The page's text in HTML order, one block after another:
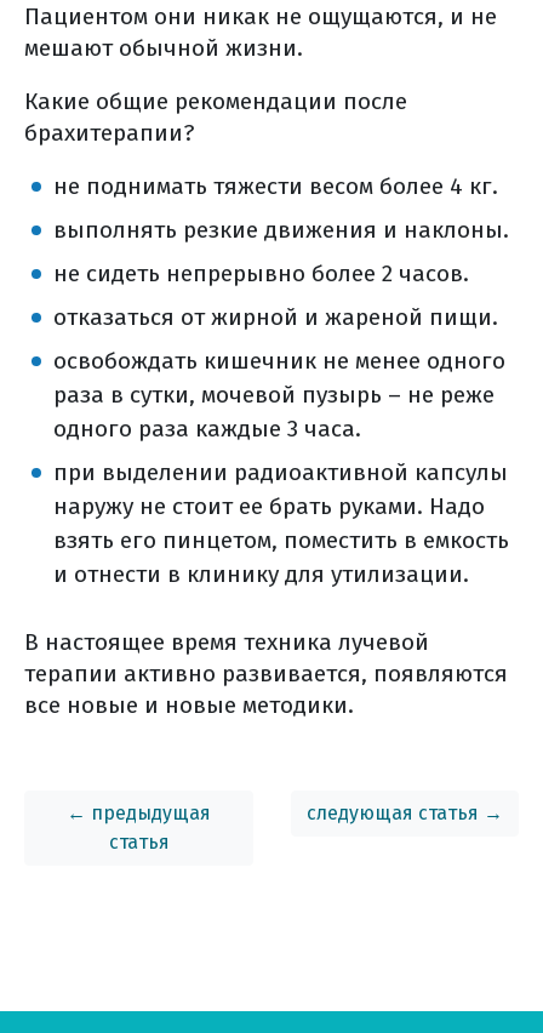
Пациентом они никак не ощущаются, и не
мешают обычной жизни.
Какие общие рекомендации после
брахитерапии?
не поднимать тяжести весом более 4 кг.
выполнять резкие движения и наклоны.
не сидеть непрерывно более 2 часов.
отказаться от жирной и жареной пищи.
освобождать кишечник не менее одного
раза в сутки, мочевой пузырь – не реже
одного раза каждые 3 часа.
при выделении радиоактивной капсулы
наружу не стоит ее брать руками. Надо
взять его пинцетом, поместить в емкость
и отнести в клинику для утилизации.
В настоящее время техника лучевой
терапии активно развивается, появляются
все новые и новые методики.
← предыдущая
статья
следующая статья →